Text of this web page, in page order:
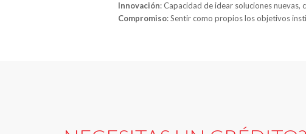
Innovación: Capacidad de idear soluciones nuevas,
Compromiso: Sentir como propios los objetivos